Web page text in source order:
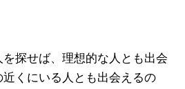
探せば、理想的な人とも出会
くにいる人とも出会えるの